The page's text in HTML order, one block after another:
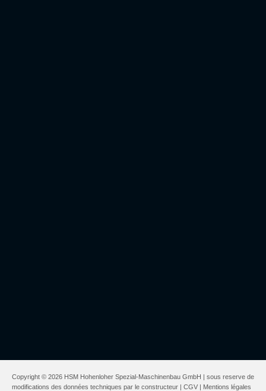
Copyright © 2026 HSM Hohenloher Spezial-Maschinenbau GmbH | sous reserve de
modifications des données techniques par le constructeur | CGV | Mentions légales